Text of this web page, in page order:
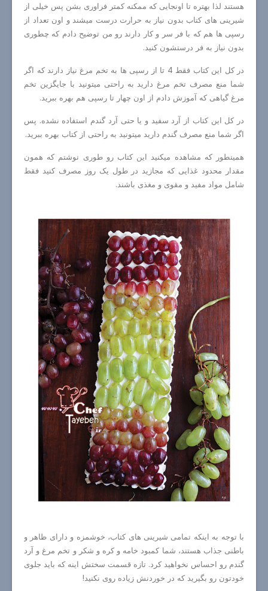
هستند لذا بهتره تا اونجایی که ممکنه کمتر فراوری بشن پس خیلی از
شیرینی های کتاب بدون نیاز به حرارت درست میشند و اون تعداد از
رسپی ها هم که با فر سر و کار دارند رو من توضیح دادم که چطوری
بدون نیاز به فر درستشون کنید.
در کل این کتاب فقط 4 تا از رسپی ها به تخم مرغ نیاز دارند که اگر
شما منع مصرف تخم مرغ دارید به راحتی میتونید با جایگزین تخم
مرغ گیاهی که آموزش دادم از اون چهار تا رسپی هم بهره ببرید.
در کل این کتاب از آرد سفید و یا حتی آرد گندم استفاده نشده. پس
اگر شما منع مصرف گندم دارید میتونید به راحتی از کتاب بهره ببرید.
همینطور که مشاهده میکنید این کتاب رو طوری نوشتم که همون
مقدار محدود غذایی که مجازید در طول یک روز مصرف کنید فقط
شامل مواد مفید و مقوی و مغذی باشند.
با توجه به اینکه تمامی شیرینی های کتاب، خوشمزه و دارای ظاهر و
باطنی جذاب هستند، شما کمبود خامه و کره و شکر و تخم مرغ و آرد
گندم رو احساس نخواهید کرد. تازه قسمت سختش اینه که باید جلوی
خودتون رو بگیرید که در خوردنش زیاده روی نکنید!